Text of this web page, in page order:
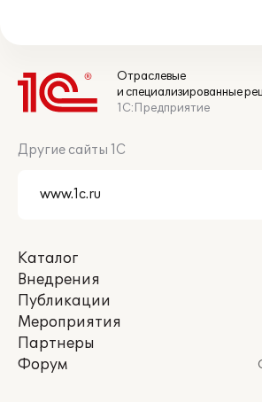
Отраслевые
и специализированные
1С:Предприятие
Другие сайты 1С
Каталог
Внедрения
Публикации
Мероприятия
Партнеры
Форум